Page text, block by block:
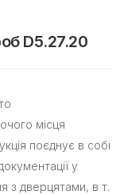
D5.27.20
місця
поєднує в собі
у
з дверцятами, в т.